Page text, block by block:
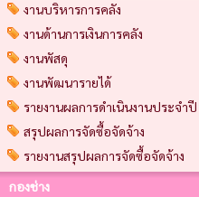
งานบริหารการคลัง
งานด้านการเงินการคลัง
งานพัสดุ
งานพัฒนารายได้
รายงานผลการดำเนินงานประจำปี
สรุปผลการจัดซื้อจัดจ้าง
รายงานสรุปผลการจัดซื้อจัดจ้าง
กองช่าง